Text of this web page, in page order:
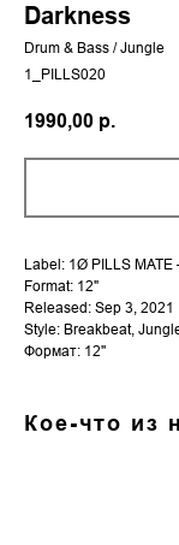
Darkness
Drum & Bass / Jungle
1_PILLS020
1990,00 р.
Label: 1Ø PILLS MATE
Format: 12"
Released: Sep 3, 2021
Style: Breakbeat,
Формат: 12''
Кое-что из